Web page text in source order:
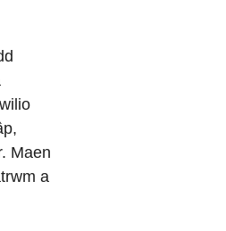
Maen
a